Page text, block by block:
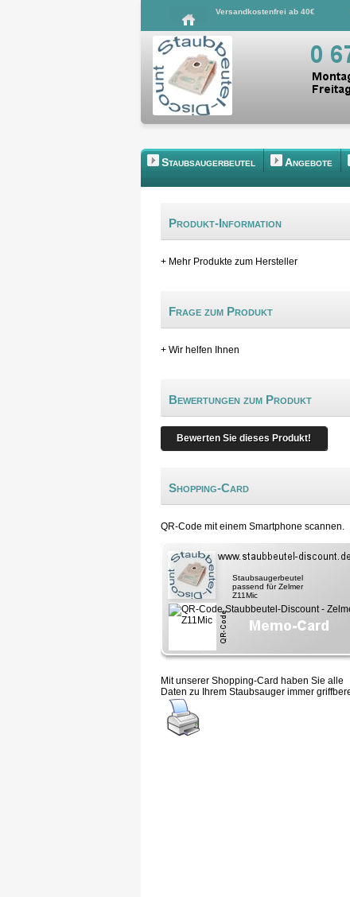
Versandkostenfrei ab 40€
Staubsaugerbeutel Angebote
Produkt-Information
+ Mehr Produkte zum Hersteller
Frage zum Produkt
+ Wir helfen Ihnen
Bewertungen zum Produkt
Bewerten Sie dieses Produkt!
Shopping-Card
QR-Code mit einem Smartphone scannen.
Staubsaugerbeutel
passend für Zelmer
Z11Mic
Mit unserer Shopping-Card haben Sie alle
Daten zu Ihrem Staubsauger immer